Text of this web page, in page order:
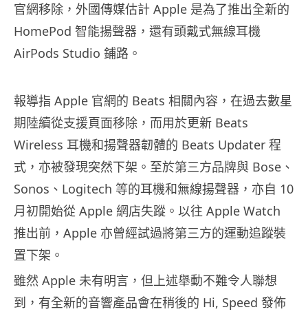
官網移除，外國傳媒估計 Apple 是為了推出全新的
HomePod 智能揚聲器，還有頭戴式無線耳機
AirPods Studio 鋪路。
報導指 Apple 官網的 Beats 相關內容，在過去數星
期陸續從支援頁面移除，而用於更新 Beats
Wireless 耳機和揚聲器韌體的 Beats Updater 程
式，亦被發現突然下架。至於第三方品牌與 Bose、
Sonos、Logitech 等的耳機和無線揚聲器，亦自 10
月初開始從 Apple 網店失蹤。以往 Apple Watch
推出前，Apple 亦曾經試過將第三方的運動追蹤裝
置下架。
雖然 Apple 未有明言，但上述舉動不難令人聯想
到，有全新的音響產品會在稍後的 Hi, Speed 發佈